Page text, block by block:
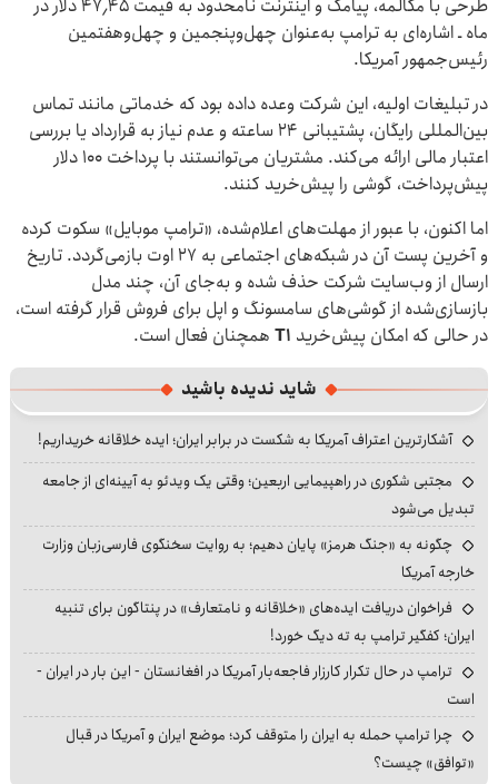
طرحی با مکالمه، پیامک و اینترنت نامحدود به قیمت ۴۷٫۴۵ دلار در
ماه ـ اشاره‌ای به ترامپ به‌عنوان چهل‌وپنجمین و چهل‌وهفتمین
رئیس‌جمهور آمریکا.
در تبلیغات اولیه، این شرکت وعده داده بود که خدماتی مانند تماس
بین‌المللی رایگان، پشتیبانی ۲۴ ساعته و عدم نیاز به قرارداد یا بررسی
اعتبار مالی ارائه می‌کند. مشتریان می‌توانستند با پرداخت ۱۰۰ دلار
پیش‌پرداخت، گوشی را پیش‌خرید کنند.
اما اکنون، با عبور از مهلت‌های اعلام‌شده، «ترامپ موبایل» سکوت کرده
و آخرین پست آن در شبکه‌های اجتماعی به ۲۷ اوت بازمی‌گردد. تاریخ
ارسال از وب‌سایت شرکت حذف شده و به‌جای آن، چند مدل
بازسازی‌شده از گوشی‌های سامسونگ و اپل برای فروش قرار گرفته است،
در حالی که امکان پیش‌خرید T۱ همچنان فعال است.
شاید ندیده باشید
آشکارترین اعتراف آمریکا به شکست در برابر ایران؛ ایده خلاقانه خریداریم!
مجتبی شکوری در راهپیمایی اربعین؛ وقتی یک ویدئو به آیینه‌ای از جامعه
تبدیل می‌شود
چگونه به «جنگ هرمز» پایان دهیم؛ به روایت سخنگوی فارسی‌زبان وزارت
خارجه آمریکا
فراخوان دریافت ایده‌های «خلاقانه و نامتعارف» در پنتاگون برای تنبیه
ایران؛ کفگیر ترامپ به ته دیگ خورد!
ترامپ در حال تکرار کارزار فاجعه‌بار آمریکا در افغانستان - این بار در ایران -
است
چرا ترامپ حمله به ایران را متوقف کرد؛ موضع ایران و آمریکا در قبال
«توافق» چیست؟